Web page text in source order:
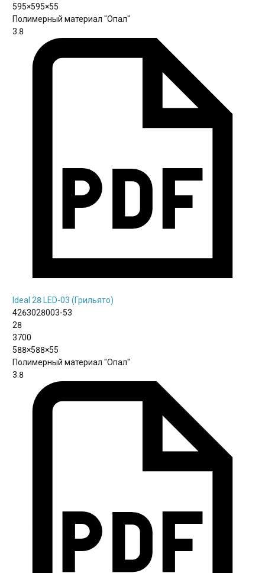
595×595×55
Полимерный материал "Опал"
3.8
Ideal 28 LED-03 (Грильято)
4263028003-53
28
3700
588×588×55
Полимерный материал "Опал"
3.8